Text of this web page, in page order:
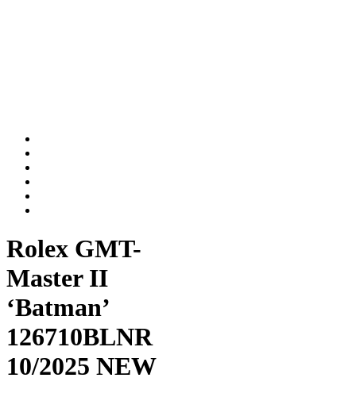
Rolex GMT-
Master II
‘Batman’
126710BLNR
10/2025 NEW